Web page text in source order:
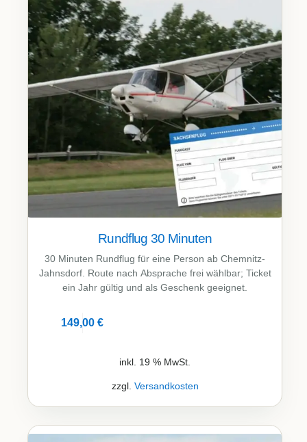
Rundflug 30 Minuten
30 Minuten Rundflug für eine Person ab Chemnitz-
Jahnsdorf. Route nach Absprache frei wählbar; Ticket
ein Jahr gültig und als Geschenk geeignet.
149,00€
inkl. 19 % MwSt.
zzgl. Versandkosten